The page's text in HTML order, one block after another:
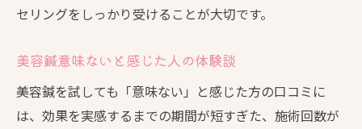
セリングをしっかり受けることが大切です。
美容鍼意味ないと感じた人の体験談
美容鍼を試しても「意味ない」と感じた方の口コミに
は、効果を実感するまでの期間が短すぎた、施術回数が